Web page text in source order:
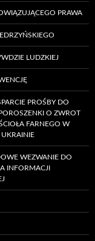
PRAWA
LUDZKIEJ
PROŚBY DO
O ZWROT
FARNEGO W
WEZWANIE DO
INFORMACJI